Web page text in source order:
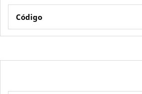
Código